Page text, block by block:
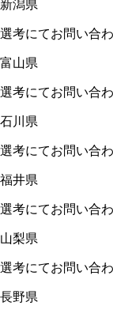
新潟県
選考にてお問い合
富山県
選考にてお問い合
石川県
選考にてお問い合
福井県
選考にてお問い合
山梨県
選考にてお問い合
長野県